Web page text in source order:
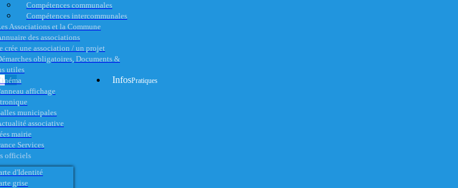
Compétences communales
Compétences intercommunales
Associations et la Commune
des associations
crée une association / un projet
obligatoires, Documents &
utiles
affichage
municipales
associative
InfosPratiques
mairie
Services
officiels
d'Identité
grise